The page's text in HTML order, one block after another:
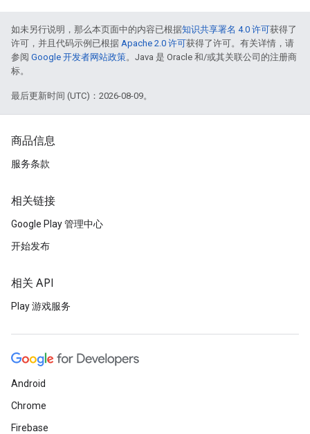
如未另行说明，那么本页面中的内容已根据知识共享署名 4.0 许可获得了
许可，并且代码示例已根据 Apache 2.0 许可获得了许可。有关详情，请
参阅 Google 开发者网站政策。Java 是 Oracle 和/或其关联公司的注册商
标。
最后更新时间 (UTC)：2026-08-09。
商品信息
服务条款
相关链接
Google Play 管理中心
开始发布
相关 API
Play 游戏服务
Android
Chrome
Firebase